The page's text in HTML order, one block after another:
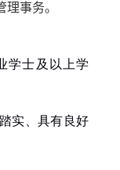
事务。
学士及以上学
实、具有良好